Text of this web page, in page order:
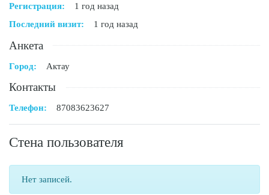
Регистрация:
1 год назад
Последний визит:
1 год назад
Анкета
Город: Актау
Контакты
Телефон: 87083623627
Стена пользователя
Нет записей.